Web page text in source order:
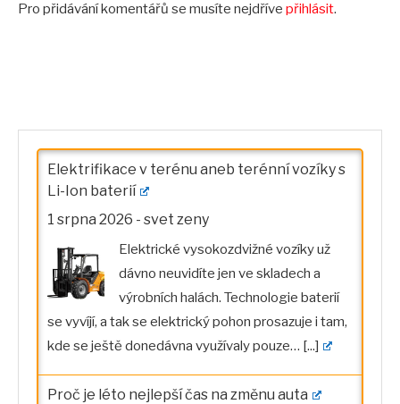
Pro přidávání komentářů se musíte nejdříve přihlásit.
Elektrifikace v terénu aneb terénní vozíky s
Li-Ion baterií
1 srpna 2026 - svet zeny
Elektrické vysokozdvižné vozíky už
dávno neuvidíte jen ve skladech a
výrobních halách. Technologie baterií
se vyvíjí, a tak se elektrický pohon prosazuje i tam,
kde se ještě donedávna využívaly pouze… [...]
Proč je léto nejlepší čas na změnu auta